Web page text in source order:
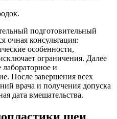
подготовительный
очная консультация:
особенности,
ограничения. Далее
и
После завершения всех
врача и получения допуска
дата вмешательства.
шеи